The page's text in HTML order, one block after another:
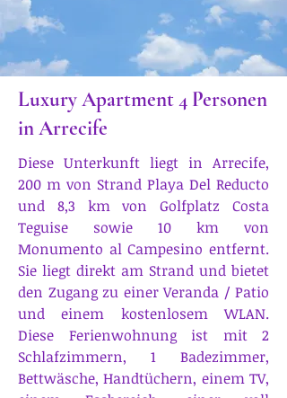
Luxury Apartment 4 Personen
in Arrecife
Diese Unterkunft liegt in Arrecife,
200 m von Strand Playa Del Reducto
und 8,3 km von Golfplatz Costa
Teguise sowie 10 km von
Monumento al Campesino entfernt.
Sie liegt direkt am Strand und bietet
den Zugang zu einer Veranda / Patio
und einem kostenlosem WLAN.
Diese Ferienwohnung ist mit 2
Schlafzimmern, 1 Badezimmer,
Bettwäsche, Handtüchern, einem TV,